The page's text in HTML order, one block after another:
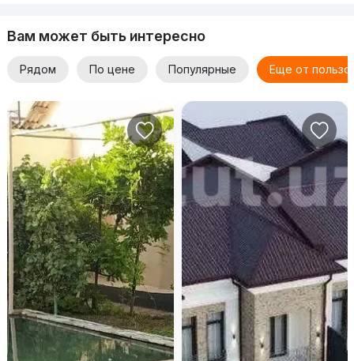
Вам может быть интересно
Рядом По цене Популярные Еще от